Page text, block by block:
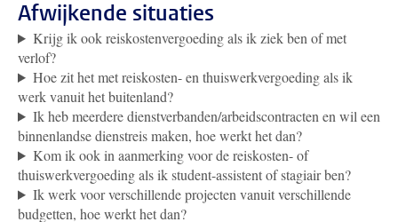
Afwijkende situaties
Krijg ik ook reiskostenvergoeding als ik ziek ben of met
verlof?
Hoe zit het met reiskosten- en thuiswerkvergoeding als ik
werk vanuit het buitenland?
Ik heb meerdere dienstverbanden/arbeidscontracten en wil een
binnenlandse dienstreis maken, hoe werkt het dan?
Kom ik ook in aanmerking voor de reiskosten- of
thuiswerkvergoeding als ik student-assistent of stagiair ben?
Ik werk voor verschillende projecten vanuit verschillende
budgetten, hoe werkt het dan?